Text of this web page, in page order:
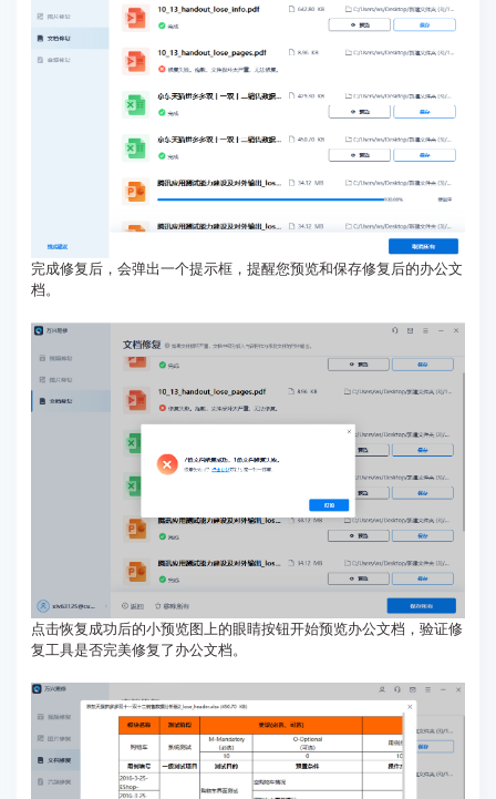
完成修复后，会弹出一个提示框，提醒您预览和保存修复后的办公文
档。
点击恢复成功后的小预览图上的眼睛按钮开始预览办公文档，验证修
复工具是否完美修复了办公文档。